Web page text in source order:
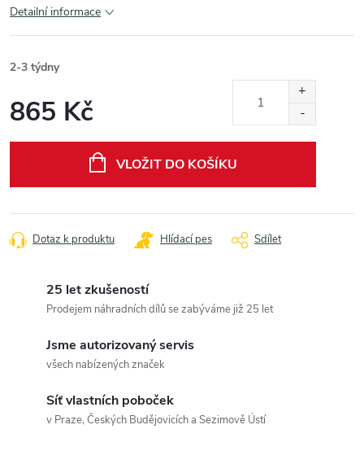
Detailní informace
2-3 týdny
865 Kč
VLOŽIT DO KOŠÍKU
Dotaz k produktu Hlídací pes Sdílet
25 let zkušeností
Prodejem náhradních dílů se zabýváme již 25 let
Jsme autorizovaný servis
všech nabízených značek
Síť vlastních poboček
v Praze, Českých Budějovicích a Sezimově Ústí